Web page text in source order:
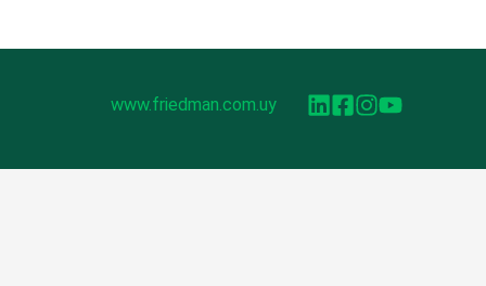
www.friedman.com.uy